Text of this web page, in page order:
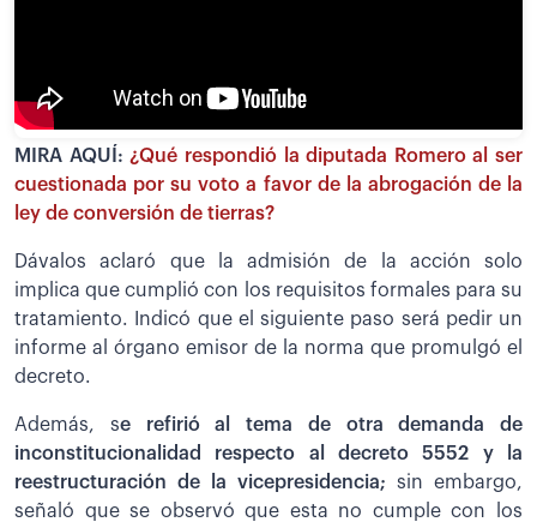
MIRA AQUÍ:¿Qué respondió la diputada Romero al ser
cuestionada por su voto a favor de la abrogación de la
ley de conversión de tierras?
Dávalos aclaró que la admisión de la acción solo
implica que cumplió con los requisitos formales para su
tratamiento. Indicó que el siguiente paso será pedir un
informe al órgano emisor de la norma que promulgó el
decreto.
Además, se refirió al tema de otra demanda de
inconstitucionalidad respecto al decreto 5552 y la
reestructuración de la vicepresidencia; sin embargo,
señaló que se observó que esta no cumple con los